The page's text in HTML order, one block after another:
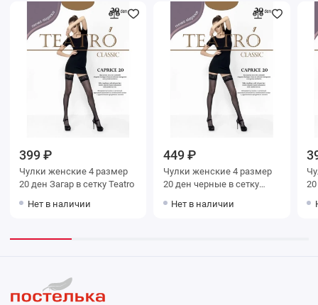
399 ₽
Чулки женские 4 размер
20 ден Загар в сетку Teatro
Нет в наличии
449 ₽
Чулки женские 4 размер
20 ден черные в сетку
Нет в наличии
Чулки